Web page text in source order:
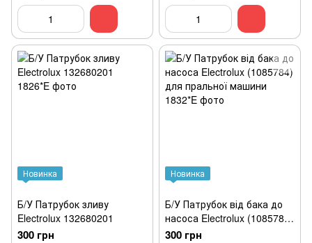
Новинка
Б/У Патрубок зливу
Electrolux 132680201
300 грн
Новинка
Б/У Патрубок від бака до
насоса Electrolux (1085784)
для пральної машини
300 грн